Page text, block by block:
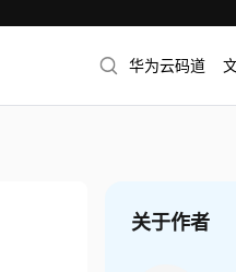
华为云码道
关于作者